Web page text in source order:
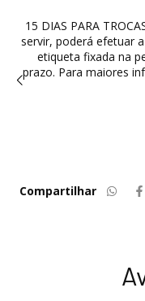
15 DIAS PARA
servir, poderá efetuar
etiqueta fixada na
prazo. Para maiores
Compartilhar